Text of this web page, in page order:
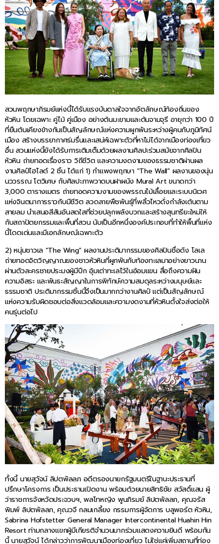
สวนพฤกษาภิรมย์แห่งนี้ได้รับแรงบันดาลใจจากอัตลักษณ์ท้องถิ่นของ
หัวหิน โดยเฉพาะ คู่ไม้ คู่เมือง อย่างต้นมะขามและต้นจามจุรี อายุกว่า 100 ปี
ที่ยืนต้นเคียงข้างกันเป็นสัญลักษณ์แห่งความผูกพันระหว่างผู้คนกับภูมิทัศน์
เมือง สร้างบรรยากาศร่มรื่นและเสน่ห์เฉพาะตัวที่หาไม่ได้จากเมืองท่องเที่ยว
อื่น สวนแห่งนี้ยังได้รับการเติมเต็มด้วยผลงานศิลปะร่วมสมัยจากศิลปิน
หัวหิน ถ่ายทอดเรื่องราว วิถีชีวิต และความงดงามของธรรมชาติผ่านผล
งานศิลป์ไฮไลต์ 2 ชิ้น ได้แก่ 1) กำแพงพฤกษา “The Wall” ผลงานของนุ่น
นววรรณ โตวิเศษ กับศิลปะภาพวาดบนฝาผนัง Mural Art ขนาดกว่า
3,000 ตารางเมตร ถ่ายทอดความงามของพรรณไม้เลื้อยและระบบนิเวศ
แห่งจินตนาการราวกับมีชีวิต ลวดลายพืชพันธุ์ที่พลิ้วไหวดั่งกำลังเต้นตาม
สายลม นำเสนอสีสันอันสดใสที่ช่วยปลุกพลังบวกและสร้างสุนทรียะใหม่ให้
กับสถาปัตยกรรมและพื้นที่สวน นับเป็นอีกหนึ่งองค์ประกอบที่ทำให้พื้นที่แห่ง
นี้โดดเด่นและมีเอกลักษณ์เฉพาะตัว
2) หนุ่มชาวเล “The Wing” ผลงานประติมากรรมของศิลปินชื่อดัง โลเล
ถ่ายทอดจิตวิญญาณของชาวหัวหินที่ผูกพันกับท้องทะเลมาอย่างยาวนาน
ผ่านตัวละครชายประมงผู้มีปีก อุ้มเต่าทะเลไว้ในอ้อมแขน สื่อถึงความฝัน
ความอิสระ และพันธะสัญญาในการพิทักษ์ความสมดุลระหว่างมนุษย์และ
ธรรมชาติ ประติมากรรมชิ้นนี้จึงเป็นมากกว่างานศิลป์ แต่เป็นสัญลักษณ์
แห่งความรับผิดชอบต่อสิ่งแวดล้อมและความงดงามที่หัวหินตั้งใจส่งต่อให้
คนรุ่นต่อไป
ทั้งนี้ นายสุวัจน์ ลิปตพัลลภ อดีตรองนายกรัฐมนตรีในฐานะประธานที่
ปรึกษาโครงการ เป็นประธานเปิดงาน พร้อมด้วยนายสิทธิชัย สวัสดิ์แสน ผู้
ว่าราชการจังหวัดประจวบฯ, พลโทหญิง พูนภิรมย์ ลิปตพัลลภ, คุณจรัส
พิมพ์ ลิปตพัลลภ, คุณวจี กลมเกลี้ยง กรรมการผู้จัดการ บลูพอร์ต หัวหิน,
Sabrina Hofstetter General Manager Intercontinental Huahin Hin
Resort ท่ามกลางแขกผู้มีเกียรติจำนวนมากร่วมแสดงความยินดี พร้อมกัน
นี้ นายสุวัจน์ ได้กล่าวว่าการพัฒนาเมืองท่องเที่ยว ไม่ใช่แค่เพิ่มสถานที่ท่อง